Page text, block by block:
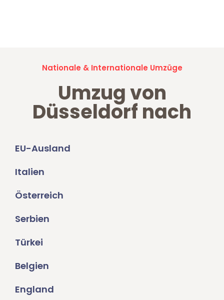
Nationale & Internationale Umzüge
Umzug von
Düsseldorf nach
EU-Ausland
Italien
Österreich
Serbien
Türkei
Belgien
England